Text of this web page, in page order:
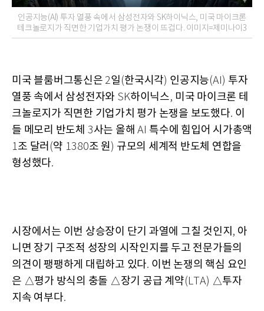
인공지능(AI) 투자 열풍 속에서 삼성전자와 SK하이닉스, 미국 마이크론
테크놀로지가 직면한 기업가치 평가 논쟁이 뜨겁다. 이미지=제미나이3
미국 블룸버그통신은 2일 (한국시각) 인공지능(AI) 투자
열풍 속에서 삼성전자와 SK하이닉스, 미국 마이크론 테
크놀로지가 직면한 기업가치 평가 논쟁을 보도했다. 이
들 메모리 반도체 3사는 올해 AI 특수에 힘입어 시가총액
1조 달러 (약 1380조 원) 규모의 세계적 반도체 연합을
형성했다.
시장에서는 이번 상승장이 단기 과열에 그칠 것인지 , 아
니면 장기 구조적 성장의 시작인지를 두고 전문가들의
의견이 팽팽하게 대립하고 있다. 이번 논쟁의 핵심 요인
은 △평가 방식의 충돌 △장기 공급 계약(LTA) △투자
지속 여부다.